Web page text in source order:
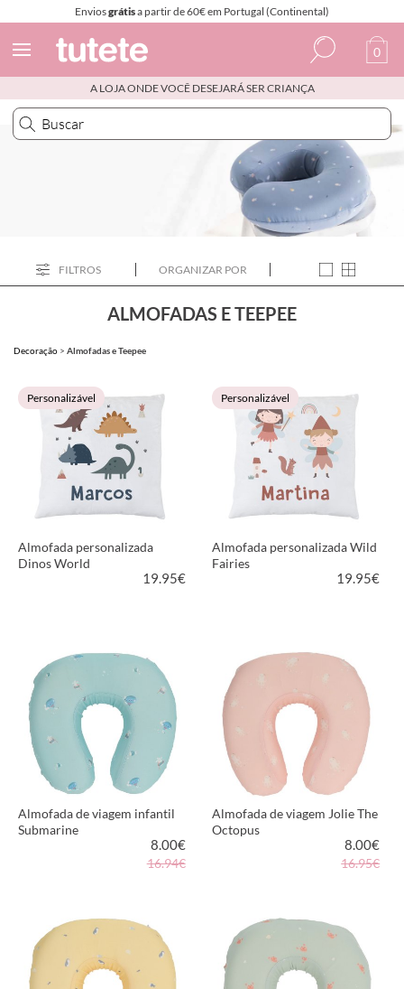
Enviosgrátisa partir de 60€ em Portugal (Continental)
Espanhol
Italiano
0
A LOJA ONDE VOCÊ DESEJARÁ SER CRIANÇA
FILTROS ORGANIZAR POR
ALMOFADAS E TEEPEE
Decoração > Almofadas e Teepee
Personalizável
Almofada personalizada
Dinos World
19.95€
VER PRODUTO
Personalizável
Almofada personalizada Wild
Fairies
19.95€
VER PRODUTO
Almofada de viagem infantil
Submarine
8.00€
16.94€
VER PRODUTO
Almofada de viagem Jolie The
Octopus
8.00€
16.95€
VER PRODUTO